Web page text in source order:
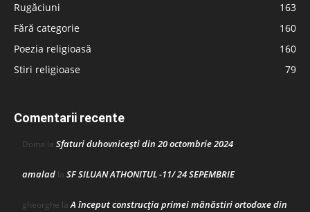
Rugăciuni
163
Fără categorie
160
Poezia religioasă
160
Stiri religioase
79
Comentarii recente
Doina la Sfaturi duhovnicești din 20 octombrie 2024
amalad la SF SILUAN ATHONITUL -11/ 24 SEPEMBRIE
gheorghe laA început construcţia primei mănăstiri ortodoxe din